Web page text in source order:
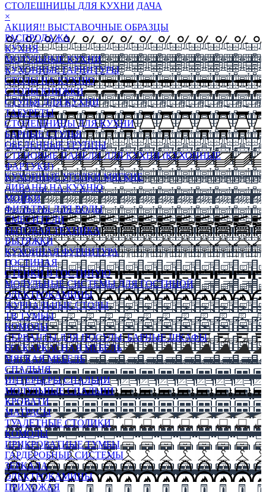
СТОЛЕШНИЦЫ ДЛЯ КУХНИ ДАЧА
×
АКЦИЯ!! ВЫСТАВОЧНЫЕ ОБРАЗЦЫ
РАСПРОДАЖА
КУХНЯ
МОДУЛЬНЫЕ КУХНИ
КУХОННЫЕ ГАРНИТУРЫ
СТОЛЫ НА КУХНЮ
СТОЛЫ КНИЖКИ
СТУЛЬЯ ДЛЯ КУХНИ
ТАБУРЕТЫ
СТОЛЕШНИЦЫ ДЛЯ КУХНИ
БАРНЫЕ СТУЛЬЯ
ОБЕДЕННЫЕ ГРУППЫ
СТЕНОВЫЕ ПАНЕЛИ ДЛЯ КУХНИ (КУХОННЫЕ
ФАРТУКИ)
КУХОННЫЕ УГОЛКИ МЯГКИЕ
ДИВАНЫ НА КУХНЮ
МОЙКИ
ФИЛЬТРЫ ДЛЯ ВОДЫ
СМЕСИТЕЛИ
БЫТОВАЯ ТЕХНИКА
ВЫТЯЖКИ
КУХОННАЯ ФУРНИТУРА
ГОСТИНАЯ
СТЕНКИ В ГОСТИНУЮ
МОДУЛЬНЫЕ СИСТЕМЫ ДЛЯ ГОСТИНОЙ
ЭЛЕКТРОКАМИНЫ
ЖУРНАЛЬНЫЕ СТОЛЫ
ТВ ТУМБЫ
КОМОДЫ
СЕРВАНТЫ ДЛЯ ПОСУДЫ, БАРНЫЕ ШКАФЫ
БЕСКАРКАСНАЯ МЕБЕЛЬ
МЯГКАЯ МЕБЕЛЬ
СПАЛЬНЯ
ИНТЕРЬЕРЫ СПАЛЬНИ
МОДУЛЬНЫЕ СПАЛЬНИ
КРОВАТИ
МАТРАСЫ
ТУАЛЕТНЫЕ СТОЛИКИ
КОМОДЫ
ПРИКРОВАТНЫЕ ТУМБЫ
ГАРДЕРОБНЫЕ СИСТЕМЫ
ЗЕРКАЛА
ЭЛЕКТРОКАМИНЫ
ПРИХОЖАЯ